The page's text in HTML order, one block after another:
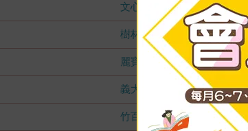
文心店
樹林店
麗寶店
義大店
竹百店